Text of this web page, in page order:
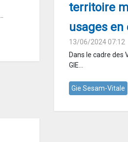
territoire
usages en
13/06/2024 07:12
Dans le cadre des
GIE...
Gie Sesam-Vitale